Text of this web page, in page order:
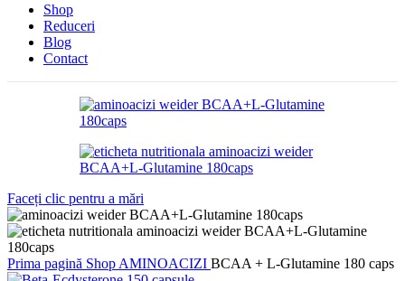
Shop
Reduceri
Blog
Contact
Faceți clic pentru a mări
Prima pagină Shop AMINOACIZI BCAA + L-Glutamine 180 caps